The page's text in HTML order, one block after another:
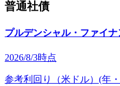
普通社債
プルデンシャル・ファイ
2026/8/3時点
参考利回り（米ドル） (年